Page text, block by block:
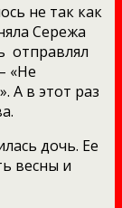
не так как
Сережа
отправлял
«Не
А в этот раз
дочь. Ее
весны и